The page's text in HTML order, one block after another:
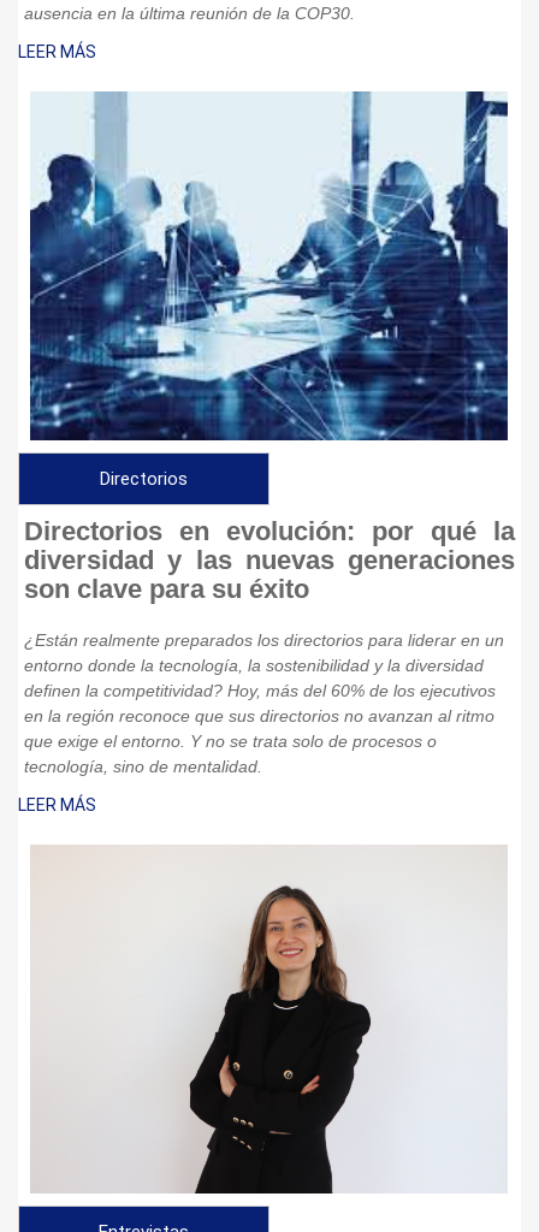
ausencia en la última reunión de la COP30.
LEER MÁS
Directorios
Directorios en evolución: por qué la
diversidad y las nuevas generaciones
son clave para su éxito
¿Están realmente preparados los directorios para liderar en un
entorno donde la tecnología, la sostenibilidad y la diversidad
definen la competitividad? Hoy, más del 60% de los ejecutivos
en la región reconoce que sus directorios no avanzan al ritmo
que exige el entorno. Y no se trata solo de procesos o
tecnología, sino de mentalidad.
LEER MÁS